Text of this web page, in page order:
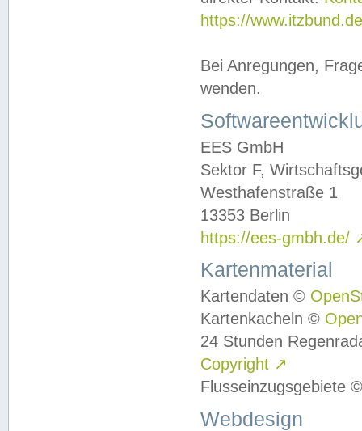
https://
Bei Anregungen,
wenden.
EES GmbH
Sektor F,
Westhafenstraße 1
13353 Berlin
https://ees-gmbh.de/
Kartenmaterial
Kartendaten ©
Kartenkacheln ©
24 Stunden
Copyright ↗
Flusseinzugsgebiete
Webdesign